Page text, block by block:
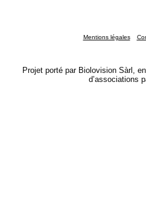
Mentions légales
Projet porté par Biolovision Sàrl,
d’associations